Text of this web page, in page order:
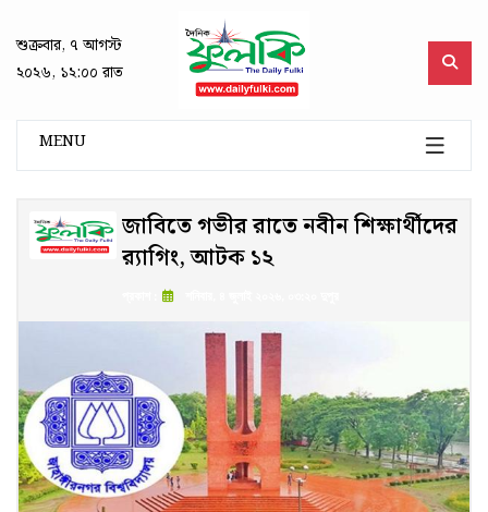
শুক্রবার, ৭ আগস্ট
২০২৬, ১২:০০ রাত
MENU
জাবিতে গভীর রাতে নবীন শিক্ষার্থীদের
র‌্যাগিং, আটক ১২